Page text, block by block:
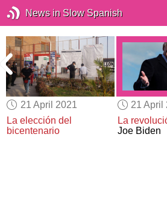
News in Slow Spanish
21 April 2021
La elección del
bicentenario
21 April
La
Joe Biden